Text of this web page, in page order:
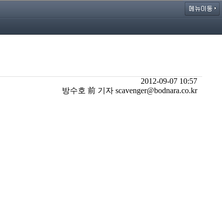
2012-09-07 10:57
방수호 前 기자 scavenger@bodnara.co.kr